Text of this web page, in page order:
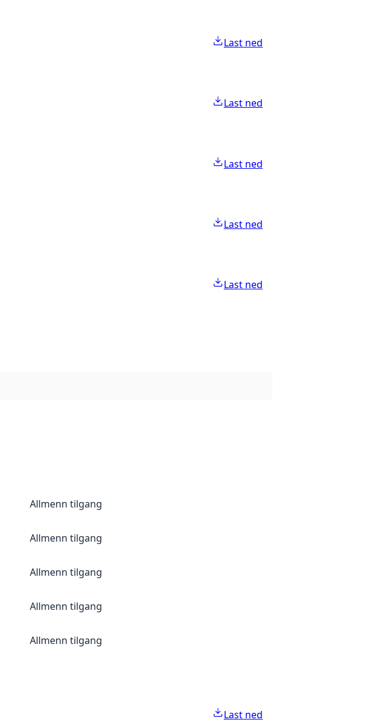
Last ned
Last ned
Last ned
Last ned
Last ned
Allmenn tilgang
Allmenn tilgang
Allmenn tilgang
Allmenn tilgang
Allmenn tilgang
Last ned